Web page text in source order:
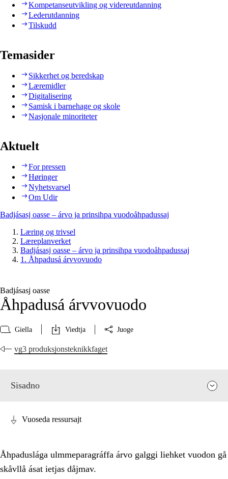
Kompetanseutvikling og videreutdanning
Lederutdanning
Tilskudd
Temasider
Sikkerhet og beredskap
Læremidler
Digitalisering
Samisk i barnehage og skole
Nasjonale minoriteter
Aktuelt
For pressen
Høringer
Nyhetsvarsel
Om Udir
Badjásasj oasse – árvo ja prinsihpa vuodoåhpadussaj
Læring og trivsel
Læreplanverket
Badjásasj oasse – árvo ja prinsihpa vuodoåhpadussaj
1. Åhpadusá árvvovuodo
Badjásasj oasse
Åhpadusá árvvovuodo
Giella Viedtja Juoge
vg3 produksjonsteknikkfaget
Sisadno
Vuoseda ressursajt
Åhpaduslága ulmmeparagráffa árvo galggi liehket vuodon gå
skåvllå ásat ietjas dåjmav.